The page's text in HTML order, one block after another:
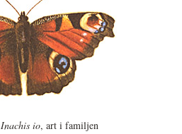
Inachis io, art i familjen